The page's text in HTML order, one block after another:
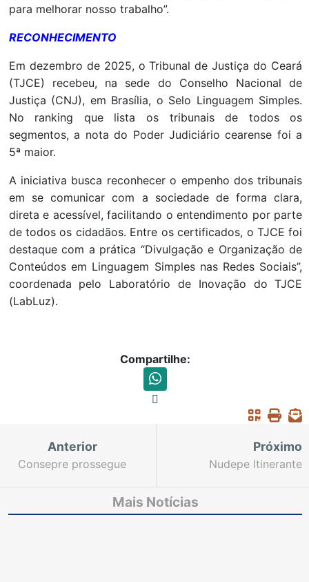
para melhorar nosso trabalho”.
RECONHECIMENTO
Em dezembro de 2025, o Tribunal de Justiça do Ceará
(TJCE) recebeu, na sede do Conselho Nacional de
Justiça (CNJ), em Brasília, o Selo Linguagem Simples.
No ranking que lista os tribunais de todos os
segmentos, a nota do Poder Judiciário cearense foi a
5ª maior.
A iniciativa busca reconhecer o empenho dos tribunais
em se comunicar com a sociedade de forma clara,
direta e acessível, facilitando o entendimento por parte
de todos os cidadãos. Entre os certificados, o TJCE foi
destaque com a prática “Divulgação e Organização de
Conteúdos em Linguagem Simples nas Redes Sociais”,
coordenada pelo Laboratório de Inovação do TJCE
(LabLuz).
Compartilhe:
Anterior
Consepre prossegue
destacando o uso de
ferramentas para
Próximo
Nudepe Itinerante
Depoimento Especial
em comarcas da
Mais Notícias